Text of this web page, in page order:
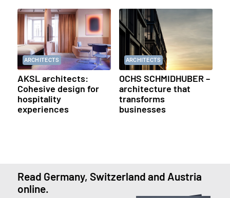
ARCHITECTS
AKSL architects:
Cohesive design for
hospitality
experiences
ARCHITECTS
OCHS SCHMIDHUBER –
architecture that
transforms
businesses
Read Germany, Switzerland and Austria
online.